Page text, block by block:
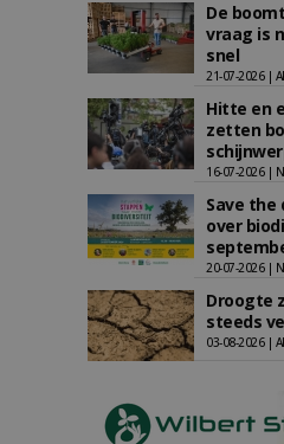
De
vraag is
snel
21-07-2026 |
Hitte en
zetten
16-07-2026 |
Save the
over
20-07-2026 |
Droogte
steeds
03-08-2026 |